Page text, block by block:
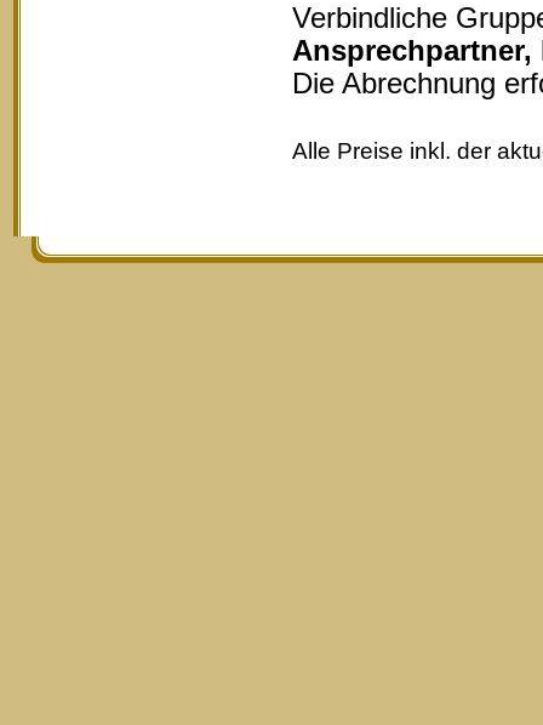
Verbindliche
Die Abrechnung
Alle Preise inkl. der